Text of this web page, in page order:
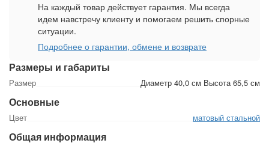
Размеры и габариты
Размер Диаметр 40,0 см Высота 65,5 см
Основные
Цвет матовый стальной
Общая информация
На каждый товар действует гарантия. Мы всегда
идем навстречу клиенту и помогаем решить спорные
ситуации.
Подробнее о гарантии, обмене и возврате